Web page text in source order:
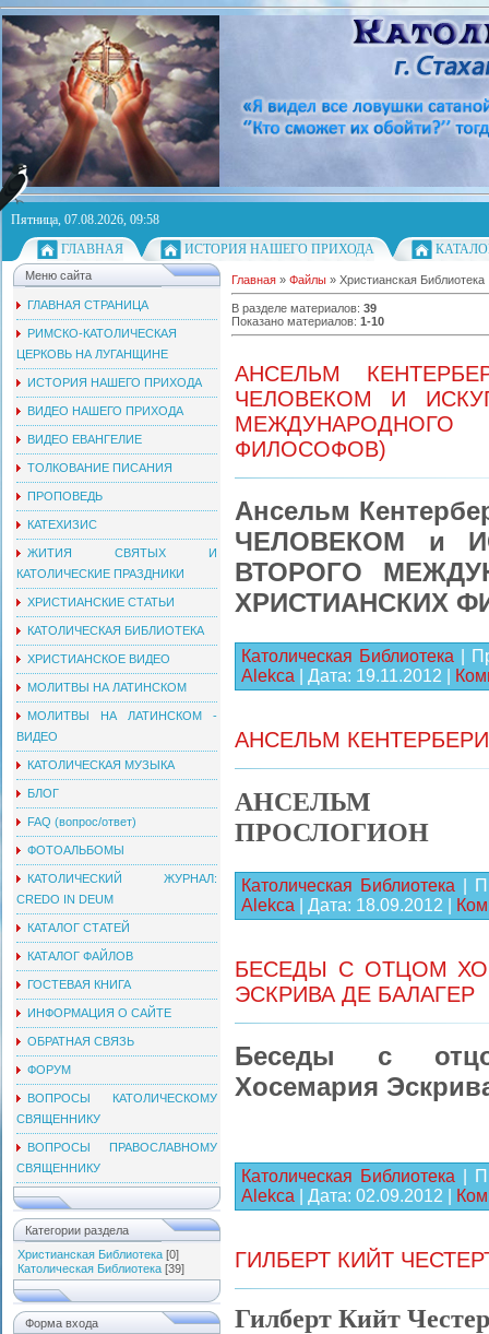
Пятница, 07.08.2026, 09:58
ГЛАВНАЯ
ИСТОРИЯ НАШЕГО ПРИХОДА
Меню сайта
ГЛАВНАЯ СТРАНИЦА
РИМСКО-КАТОЛИЧЕСКАЯ
ЦЕРКОВЬ НА ЛУГАНЩИНЕ
ИСТОРИЯ НАШЕГО ПРИХОДА
ВИДЕО НАШЕГО ПРИХОДА
ВИДЕО ЕВАНГЕЛИЕ
ТОЛКОВАНИЕ ПИСАНИЯ
ПРОПОВЕДЬ
КАТЕХИЗИС
ЖИТИЯ СВЯТЫХ И
КАТОЛИЧЕСКИЕ ПРАЗДНИКИ
ХРИСТИАНСКИЕ СТАТЬИ
КАТОЛИЧЕСКАЯ БИБЛИОТЕКА
ХРИСТИАНСКОЕ ВИДЕО
МОЛИТВЫ НА ЛАТИНСКОМ
МОЛИТВЫ НА ЛАТИНСКОМ -
ВИДЕО
КАТОЛИЧЕСКАЯ МУЗЫКА
БЛОГ
FAQ (вопрос/ответ)
ФОТОАЛЬБОМЫ
КАТОЛИЧЕСКИЙ ЖУРНАЛ:
CREDO IN DEUM
КАТАЛОГ СТАТЕЙ
КАТАЛОГ ФАЙЛОВ
ГОСТЕВАЯ КНИГА
ИНФОРМАЦИЯ О САЙТЕ
ОБРАТНАЯ СВЯЗЬ
ФОРУМ
ВОПРОСЫ КАТОЛИЧЕСКОМУ
СВЯЩЕННИКУ
ВОПРОСЫ ПРАВОСЛАВНОМУ
СВЯЩЕННИКУ
Категории раздела
Христианская Библиотека [0]
Католическая Библиотека [39]
Форма входа
Главная » Файлы » Христианская Библиотека
В разделе материалов: 39
Показано материалов: 1-10
АНСЕЛЬМ
ЧЕЛОВЕКОМ И
МЕЖДУНАРОДНОГО
ФИЛОСОФОВ)
Ансельм
ЧЕЛОВЕКОМ и
ВТОРОГО
ХРИСТИАНСКИХ
Католическая Библиотека |
Alekca | Дата: 19.11.2012
АНСЕЛЬМ
АНСЕЛЬМ
ПРОСЛОГИОН
Католическая Библиотека |
Alekca | Дата: 18.09.2012
БЕСЕДЫ С ОТЦОМ
ЭСКРИВА ДЕ БАЛАГЕР
Беседы с
Хосемария
Католическая Библиотека |
Alekca | Дата: 02.09.2012
ГИЛБЕРТ КИЙТ
Гилберт Кийт